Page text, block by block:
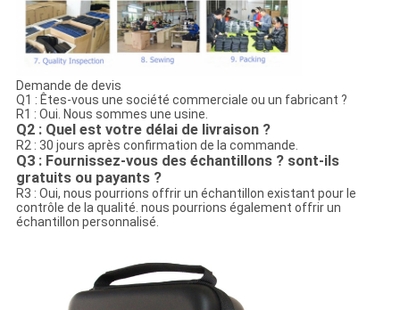
Demande de devis
Q1 : Êtes-vous une société commerciale ou un fabricant ?
R1 : Oui. Nous sommes une usine.
Q2 : Quel est votre délai de livraison ?
R2 : 30 jours après confirmation de la commande.
Q3 : Fournissez-vous des échantillons ? sont-ils
gratuits ou payants ?
R3 : Oui, nous pourrions offrir un échantillon existant pour le
contrôle de la qualité. nous pourrions également offrir un
échantillon personnalisé.